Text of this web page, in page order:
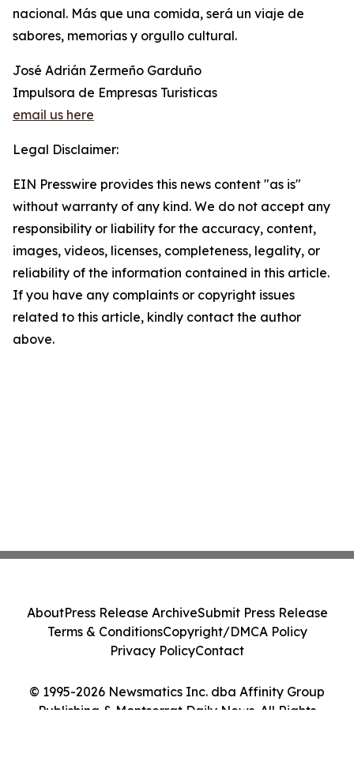
nacional. Más que una comida, será un viaje de
sabores, memorias y orgullo cultural.
José Adrián Zermeño Garduño
Impulsora de Empresas Turisticas
email us here
Legal Disclaimer:
EIN Presswire provides this news content "as is"
without warranty of any kind. We do not accept any
responsibility or liability for the accuracy, content,
images, videos, licenses, completeness, legality, or
reliability of the information contained in this article.
If you have any complaints or copyright issues
related to this article, kindly contact the author
above.
© 1995-2026 Newsmatics Inc. dba Affinity Group
Publishing & Montserrat Daily News. All Rights
AboutPress Release ArchiveSubmit Press Release
Terms & ConditionsCopyright/DMCA Policy
Privacy PolicyContact